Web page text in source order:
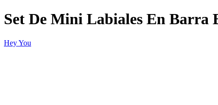
Set De Mini Labiales En Barra
Hey You